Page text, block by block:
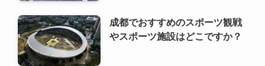
成都でおすすめのスポーツ観戦
やスポーツ施設はどこですか？